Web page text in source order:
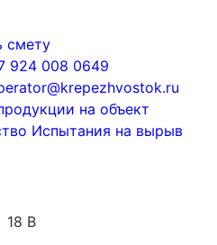
смету
924 008 0649
на объект
Испытания на вырыв
18 В